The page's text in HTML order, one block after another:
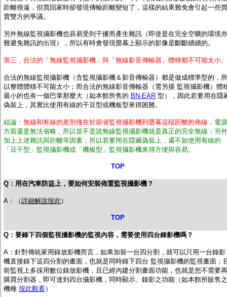
距離很遠，但買回家時卻發現傳輸距離變短了，這樣的結果難免會引起一些買
賣雙方的爭議。
另外無線監視攝影機也容易受到干擾而產生雜訊（即使是在完全空曠的環境亦
難避免雜訊的出現），所以有時會發現螢幕上顯示的影像是斷斷續續的。
第三，合法的「無線監視攝影機」與「無線影音傳輸器」體積都不可能太小。
合法的無線監視攝影機（含監視攝影機＆影音傳輸器）都是做成標準型的，所
以整體體積不可能太小；而合法的無線影音傳輸器（需另接 監視攝影機）體
最小的也有一個巴掌那麼大（如本館所售的 BN-EAR 型），因此若要用在隱
偽裝上，其實比使用有線的干豆型或機板型來得困難。
結論： 無線和有線的差別僅在於節省監視攝影機到螢幕這段距離的佈線 ，電源
方面還是無法省略，所以並不是說無線監視攝影機就是真正的完全無線；另外
加上上述雜訊與距離等因素，所以若要用在隱藏偽裝上，還不如使用有線的
「豆干型」監視攝影機或「機板型」監視攝影機來得方便與容易。
TOP
Q：用在汽車防盜上，要如何安裝佈置監視攝影機？
A：（詳細解說按此）
TOP
Q：要錄下四個監視攝影機的監視內容，需要使用四台錄影機嗎？
A： 針對傳統家用錄放影機而言，如果加裝一台四分割，就可以只用一台錄影
機直接錄下這四分割的畫面，也就是同時錄下四台 監視攝影機的監視畫面；
前監視上多採用數位錄放影機，且已經內建分割畫面功能，也就是您不需要再
購買分割器，即可達到四台攝影機，同時顯示、錄影之功能（如本館所販售之
機種 按此觀看）